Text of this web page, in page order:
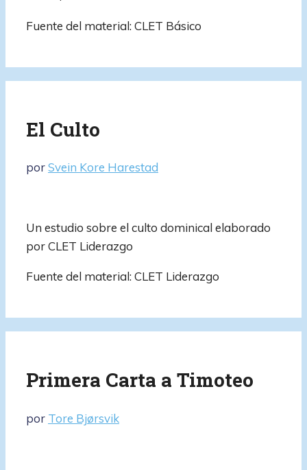
Fuente del material: CLET Básico
El Culto
porSvein Kore Harestad
Un estudio sobre el culto dominical elaborado
por CLET Liderazgo
Fuente del material: CLET Liderazgo
Primera Carta a Timoteo
por Tore Bjørsvik